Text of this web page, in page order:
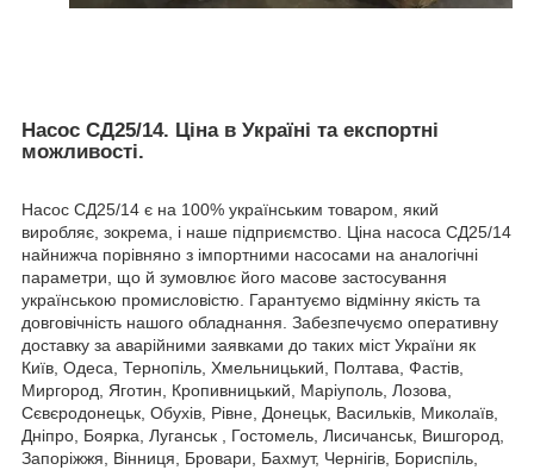
Насос СД25/14. Ціна в Україні та експортні
можливості.
Насос СД25/14 є на 100% українським товаром, який
виробляє, зокрема, і наше підприємство. Ціна насоса СД25/14
найнижча порівняно з імпортними насосами на аналогічні
параметри, що й зумовлює його масове застосування
українською промисловістю. Гарантуємо відмінну якість та
довговічність нашого обладнання. Забезпечуємо оперативну
доставку за аварійними заявками до таких міст України як
Київ, Одеса, Тернопіль, Хмельницький, Полтава, Фастів,
Миргород, Яготин, Кропивницький, Маріуполь, Лозова,
Сєвєродонецьк, Обухів, Рівне, Донецьк, Васильків, Миколаїв,
Дніпро, Боярка, Луганськ , Гостомель, Лисичанськ, Вишгород,
Запоріжжя, Вінниця, Бровари, Бахмут, Чернігів, Бориспіль,